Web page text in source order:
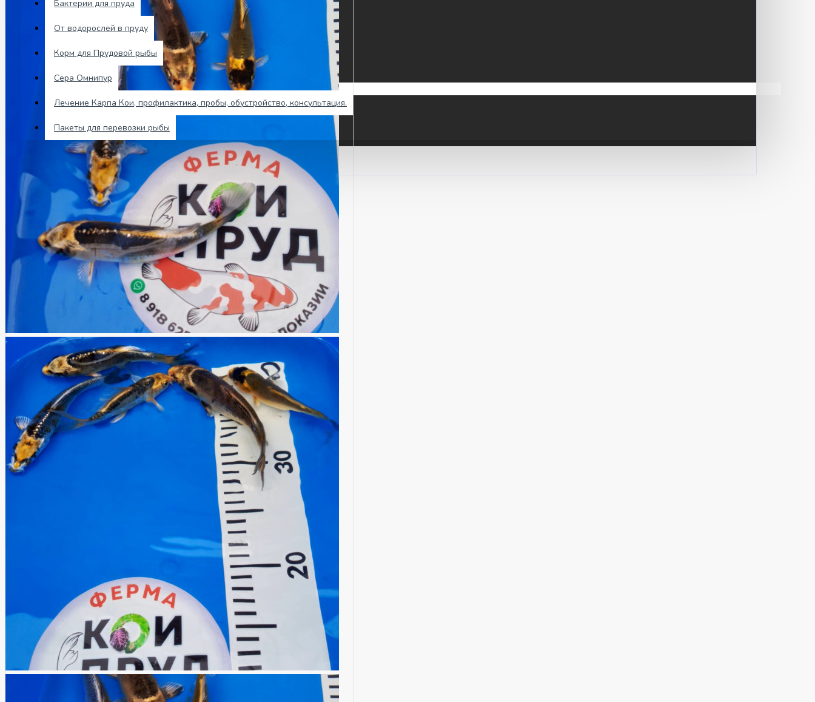
Бактерии для пруда
От водорослей в пруду
Корм для Прудовой рыбы
Сера Омнипур
Лечение Карпа Кои, профилактика, пробы, обустройство, консультация.
Пакеты для перевозки рыбы